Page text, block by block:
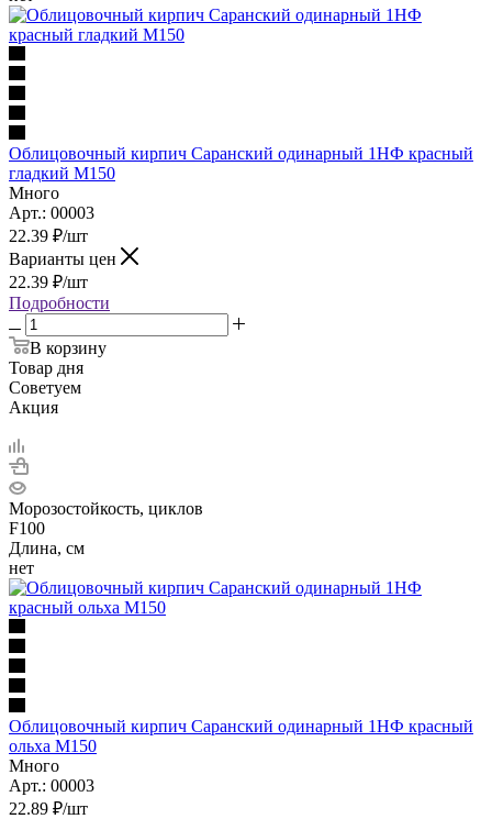
Облицовочный кирпич Саранский одинарный 1НФ красный
гладкий М150
Много
Арт.: 00003
22.39 ₽/шт
Варианты цен
22.39 ₽/шт
Подробности
В корзину
Товар дня
Советуем
Акция
Морозостойкость, циклов
F100
Длина, см
нет
Облицовочный кирпич Саранский одинарный 1НФ красный
ольха М150
Много
Арт.: 00003
22.89 ₽/шт